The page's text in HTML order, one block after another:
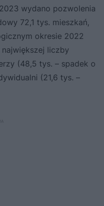
wydano pozwolenia
72,1 tys. mieszkań,
okresie 2022
liczby
(48,5 tys. – spadek o
(21,6 tys. –